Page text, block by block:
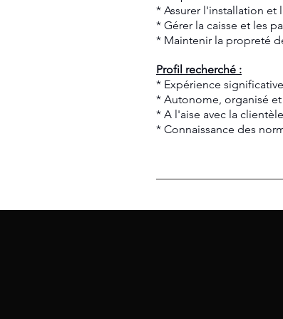
* Assurer l'installation
* Gérer la caisse et les
* Maintenir la propreté
Profil recherché :
* Expérience
* Autonome, organisé
* A l'aise avec la
* Connaissance des